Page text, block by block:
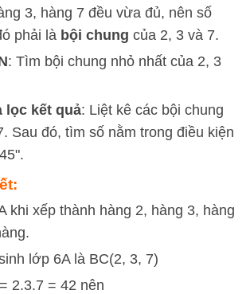
3, hàng 7 đều vừa đủ, nên số
phải là bội chung của 2, 3 và 7.
: Tìm bội chung nhỏ nhất của 2, 3
lọc kết quả: Liệt kê các bội chung
Sau đó, tìm số nằm trong điều kiện
khi xếp thành hàng 2, hàng 3, hàng
lớp 6A là BC(2, 3, 7)
2.3.7 = 42 nên